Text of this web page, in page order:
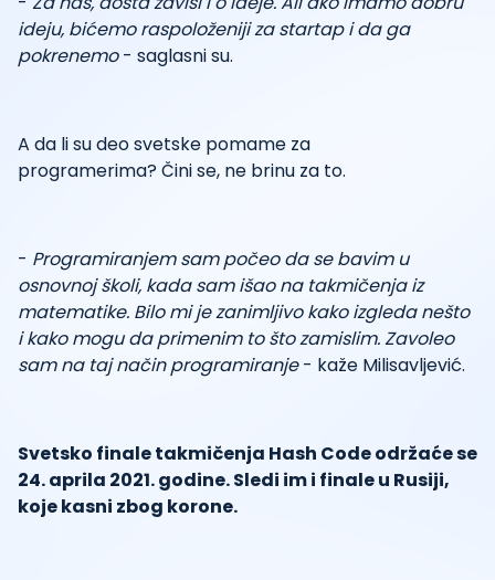
ideju, bićemo raspoloženiji za startap i da ga
pokrenemo- saglasni su.
A da li su deo svetske pomame za
programerima? Čini se, ne brinu za to.
- Programiranjem sam počeo da se bavim u
osnovnoj školi, kada sam išao na takmičenja iz
matematike. Bilo mi je zanimljivo kako izgleda nešto
i kako mogu da primenim to što zamislim. Zavoleo
sam na taj način programiranje- kaže Milisavljević.
Svetsko finale takmičenja Hash Code održaće se
24. aprila 2021. godine. Sledi im i finale u Rusiji,
koje kasni zbog korone.